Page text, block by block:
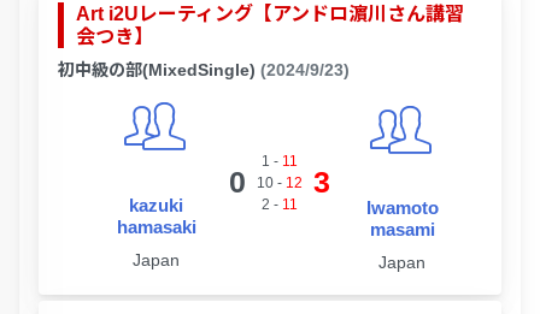
Art i2Uレーティング【アンドロ濵川さん講習
会つき】
初中級の部(MixedSingle) (2024/9/23)
kazuki
hamasaki
Japan
0
1 - 11
10- 12
2 - 11
3
Iwamoto
masami
Japan